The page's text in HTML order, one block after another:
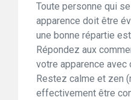
Toute personne qui
apparence doit être
une bonne répartie
Répondez aux
votre apparence avec
Restez calme et zen
effectivement être